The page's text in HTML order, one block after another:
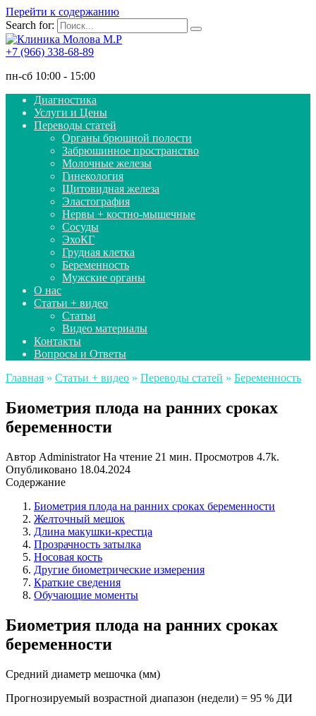
Перейти к содержанию
Search for:
+7 (966) 338-68-89
пн-сб 10:00 - 15:00
Диагностика
Услуги и Цены
Переводы статей
Органы брюшной полости
Забрюшинное пространство
Молочные железы
Гинекология
Щитовидная железа
Эластография
Нервы + костно-мышечные
Сосуды
ЭхоКГ
Грудная клетка
Беременность
Мужские органы
О нас
Статьи + видео
Статьи
Видео материалы
Контакты
Вопросы и Ответы
Главная » Статьи + видео » Переводы статей » Беременность
Биометрия плода на ранних сроках
беременности
Автор Administrator На чтение 21 мин. Просмотров 4.7k.
Опубликовано 18.04.2024
Содержание
Биометрия плода на ранних сроках беременности
Желточный мешок
Длина макушки-крестца
Прозрачность затылка
Носовая кость
Другие биометрические измерения
Краткие сведения
Обучающие моменты
Биометрия плода на ранних сроках
беременности
Средний диаметр мешочка (мм)
Прогнозируемый возрастной диапазон (недели) = 95 % ДИ